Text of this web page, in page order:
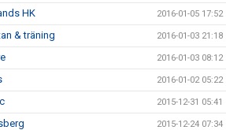
HK 2016-01-05 17:52
& träning 2016-01-03 21:18
2016-01-03 08:12
2016-01-02 05:22
2015-12-31 05:41
2015-12-24 07:34